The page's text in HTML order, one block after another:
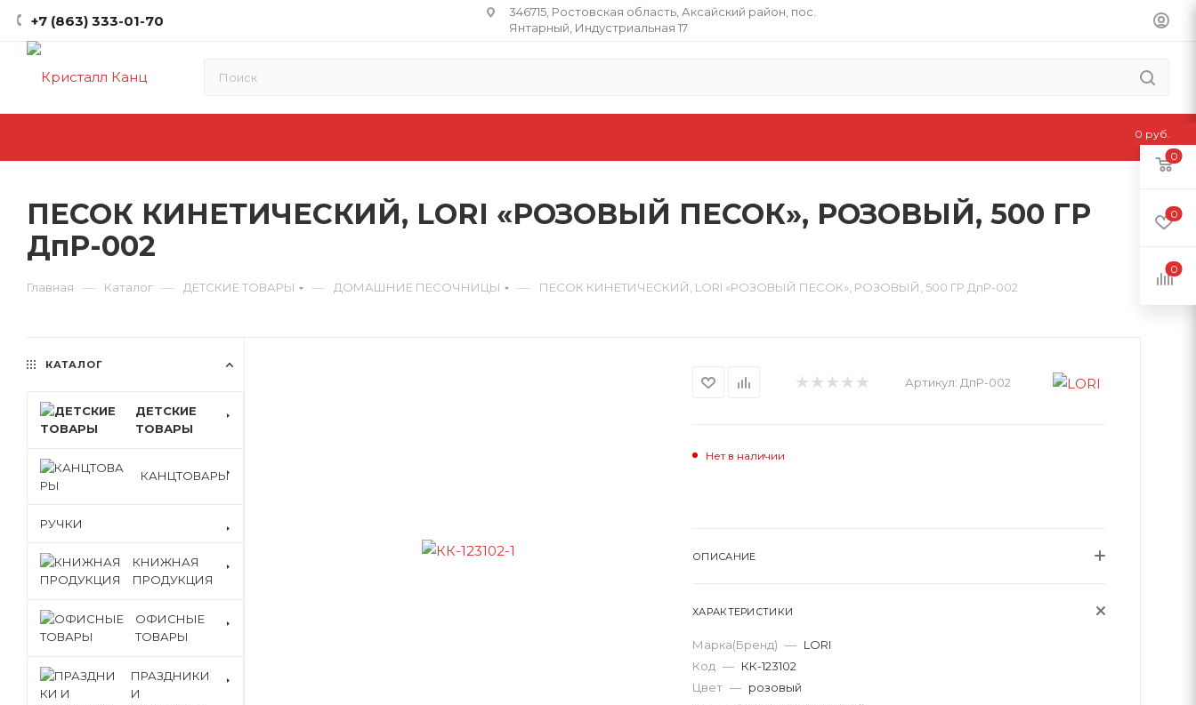
+7 (863) 333-01-70
346715, Ростовская область​, Аксайский район, пос.
Янтарный, Индустриальная 17
ПЕСОК КИНЕТИЧЕСКИЙ, LORI «РОЗОВЫЙ ПЕСОК», РОЗОВЫЙ, 500 ГР
ДпР-002
Главная — Каталог — ДЕТСКИЕ ТОВАРЫ — ДОМАШНИЕ ПЕСОЧНИЦЫ — ПЕСОК КИНЕТИЧЕСКИЙ, LORI «РОЗОВЫЙ ПЕСОК», РОЗОВЫЙ, 500 ГР ДпР-002
Артикул: ДпР-002
Нет в наличии
ОПИСАНИЕ
ХАРАКТЕРИСТИКИ
Марка(Бренд) — LORI
Код — КК-123102
Цвет — розовый
КАТАЛОГ
ДЕТСКИЕ
ТОВАРЫ
КАНЦТОВАРЫ
РУЧКИ
КНИЖНАЯ
ПРОДУКЦИЯ
ОФИСНЫЕ
ТОВАРЫ
ПРАЗДНИКИ
И
0
0
0
0 руб.